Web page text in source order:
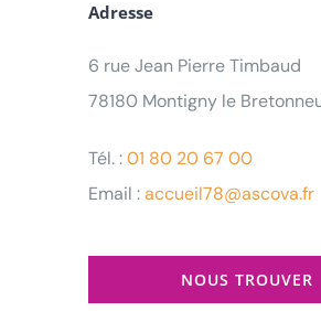
Adresse
6 rue Jean Pierre Timbaud
78180 Montigny le
Tél. :01 80 20 67 00
Email :accueil78@ascova.fr
NOUS TROUVER
dessous et…
Testez votre
Répondez à nos questions ci-